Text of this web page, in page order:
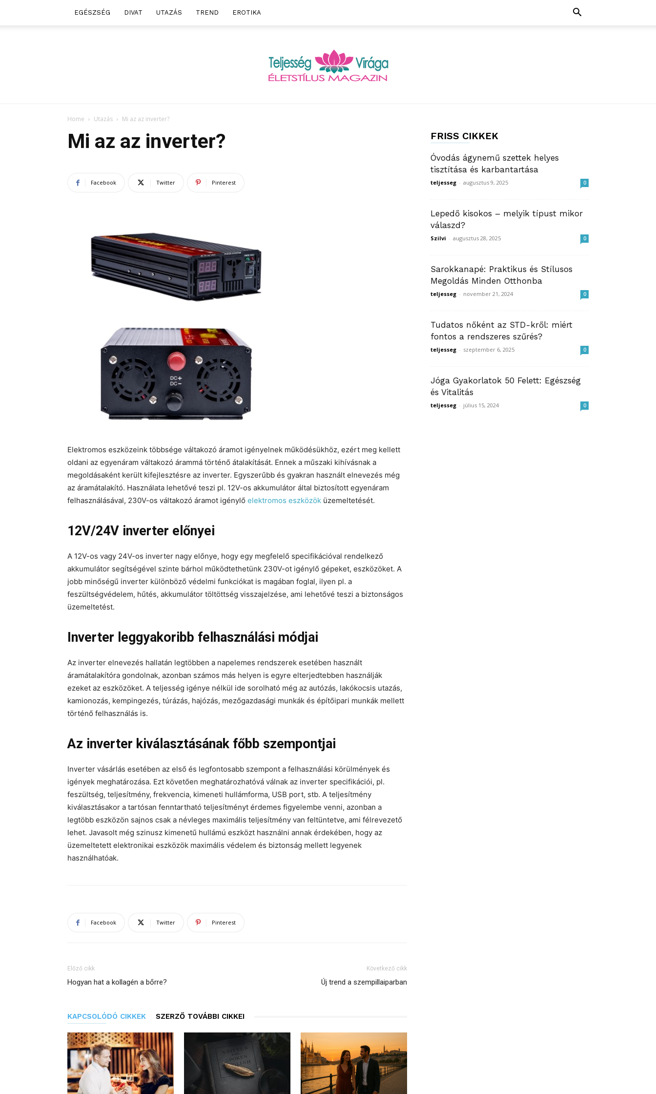
EGÉSZSÉG DIVAT UTAZÁS TREND EROTIKA
Home Utazás Mi az az inverter?
Mi az az inverter?
Facebook Twitter Pinterest
Elektromos eszközeink többsége váltakozó áramot igényelnek működésükhöz, ezért meg kellett
oldani az egyenáram váltakozó árammá történő átalakítását. Ennek a műszaki kihívásnak a
megoldásaként került kifejlesztésre az inverter. Egyszerűbb és gyakran használt elnevezés még
az áramátalakító. Használata lehetővé teszi pl. 12V-os akkumulátor által biztosított egyenáram
felhasználásával, 230V-os váltakozó áramot igénylő elektromos eszközök üzemeltetését.
12V/24V inverter előnyei
A 12V-os vagy 24V-os inverter nagy előnye, hogy egy megfelelő specifikációval rendelkező
akkumulátor segítségével szinte bárhol működtethetünk 230V-ot igénylő gépeket, eszközöket. A
jobb minőségű inverter különböző védelmi funkciókat is magában foglal, ilyen pl. a
feszültségvédelem, hűtés, akkumulátor töltöttség visszajelzése, ami lehetővé teszi a biztonságos
üzemeltetést.
Inverter leggyakoribb felhasználási módjai
Az inverter elnevezés hallatán legtöbben a napelemes rendszerek esetében használt
áramátalakítóra gondolnak, azonban számos más helyen is egyre elterjedtebben használják
ezeket az eszközöket. A teljesség igénye nélkül ide sorolható még az autózás, lakókocsis utazás,
kamionozás, kempingezés, túrázás, hajózás, mezőgazdasági munkák és építőipari munkák mellett
történő felhasználás is.
Az inverter kiválasztásának főbb szempontjai
Inverter vásárlás esetében az első és legfontosabb szempont a felhasználási körülmények és
igények meghatározása. Ezt követően meghatározhatóvá válnak az inverter specifikációi, pl.
feszültség, teljesítmény, frekvencia, kimeneti hullámforma, USB port, stb. A teljesítmény
kiválasztásakor a tartósan fenntartható teljesítményt érdemes figyelembe venni, azonban a
legtöbb eszközön sajnos csak a névleges maximális teljesítmény van feltüntetve, ami félrevezető
lehet. Javasolt még szinusz kimenetű hullámú eszközt használni annak érdekében, hogy az
üzemeltetett elektronikai eszközök maximális védelem és biztonság mellett legyenek
használhatóak.
Facebook Twitter Pinterest
Előző cikk
Hogyan hat a kollagén a bőrre?
Következő cikk
Új trend a szempillaiparban
KAPCSOLÓDÓ CIKKEK SZERZŐ TOVÁBBI CIKKEI
FRISS CIKKEK
Óvodás ágynemű szettek helyes
tisztítása és karbantartása
teljesseg - augusztus 9, 2025 0
Lepedő kisokos – melyik típust mikor
válaszd?
Szilvi - augusztus 28, 2025 0
Sarokkanapé: Praktikus és Stílusos
Megoldás Minden Otthonba
teljesseg - november 21, 2024 0
Tudatos nőként az STD-kről: miért
fontos a rendszeres szűrés?
teljesseg - szeptember 6, 2025 0
Jóga Gyakorlatok 50 Felett: Egészség
és Vitalitás
teljesseg - július 15, 2024 0